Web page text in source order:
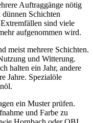
Auftraggänge nötig
Schichten
sind viele
aufgenommen wird.
meist mehrere Schichten.
und Witterung.
halten ein Jahr, andere
Jahre. Spezialöle
ein Muster prüfen.
und Farbe zu